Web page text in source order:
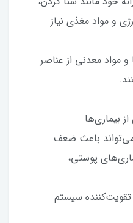
و مواد مغذی نیاز
و مواد معدنی از عناصر
باعث ضعف
پوستی،
تقویت‌کننده سیستم